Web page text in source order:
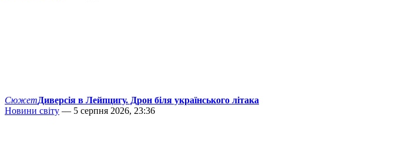
СюжетДиверсія в Лейпцигу. Дрон біля українського літака
Новини світу — 5 серпня 2026, 23:36